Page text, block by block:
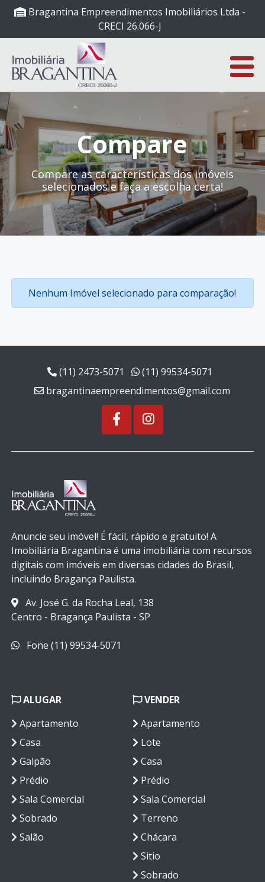
Bragantina Empreendimentos Imobiliários Ltda -
CRECI 26.066-J
Compare
Compare as características dos imóveis
selecionados e faça a escolha certa!
Nenhum Imóvel selecionado para comparação!
(11) 2473-5071
(11) 99534-5071
bragantinaempreendimentos@gmail.com
Anuncie seu imóvel! É fácil, rápido e gratuito! A
Imobiliária Bragantina é uma imobiliária com recursos
digitais com imóveis em diversas cidades do Brasil,
incluindo Bragança Paulista.
Av. José G. da Rocha Leal, 138
Centro - Bragança Paulista - SP
Fone (11) 99534-5071
ALUGAR
Apartamento
Casa
Galpão
Prédio
Sala Comercial
Sobrado
Salão
VENDER
Apartamento
Lote
Casa
Prédio
Sala Comercial
Terreno
Chácara
Sitio
Sobrado